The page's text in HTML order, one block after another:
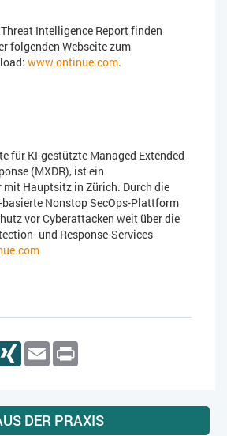
Intelligence Report finden
folgenden Webseite zum
www.ontinue.com.
für KI-gestützte Managed Extended
(MXDR), ist ein
Hauptsitz in Zürich. Durch die
Nonstop SecOps-Plattform
vor Cyberattacken weit über die
und Response-Services
XING Email
DER PRAXIS